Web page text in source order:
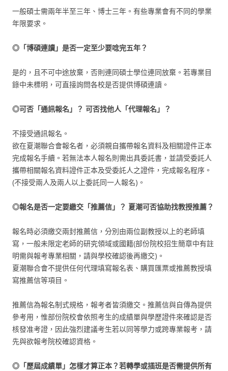
一般碩士需兩年半至三年、博士三年。有些專業會有不同的學業
年限要求。
◎「博碩連讀」是否一定至少要唸完五年？
是的，且不可中途放棄，否則連同碩士學位連同放棄。若專業目
錄中未標明，可直接詢問各校是否提供博碩連讀。
◎可否「通訊報名」？ 可否找他人「代理報名」？
不接受通訊報名。
欲在夏潮聯合會報名者，必須親自攜帶報名資料及相關證件正本
完成報名手續。若無法本人報名則需出具委託書，並請受委託人
攜帶相關報名資料證件正本及受委託人之證件，完成報名程序。
(不接受兩人及兩人以上委託同一人報名)。
◎報名是否一定要繳交「推薦信」？ 夏潮可否協助找教授推薦？
報名時必須繳交兩封推薦信，分別由兩位副教授以上的老師填
寫，一般未限定老師的研究領域或國籍(部份院校招生簡章中有註
明需與報考專業相關，請與學校確認後再繳交)。
夏潮聯合會不提供任何代理填寫報名表、購買匯票或推薦教授填
寫推薦信等項目。
推薦信為報名制式規格，報考者皆須繳交。推薦信與自傳為提供
參考用，惟部份院校會依照考生的成績單與學歷證件來確認是否
核發准考證，因此強烈建議考生若以同等學力或跨專業報考，請
先與欲報考院校確認資格。
◎「歷屆成績單」怎樣才算正本？若轉學或插班是否需提供所有